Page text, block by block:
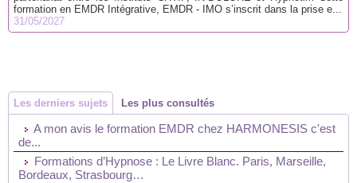
formation en EMDR Intégrative, EMDR - IMO s’inscrit dans la prise e...
31/05/2027
Les derniers sujets Les plus consultés
A mon avis le formation EMDR chez HARMONESIS c'est
de...
Formations d’Hypnose : Le Livre Blanc. Paris, Marseille,
Bordeaux, Strasbourg…